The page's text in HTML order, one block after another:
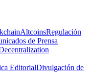
AltcoinsRegulación
de Prensa
EditorialDivulgación de